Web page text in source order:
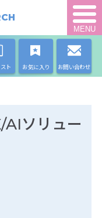
MENU
ト お気に入り お問い合わせ
AIソリュー